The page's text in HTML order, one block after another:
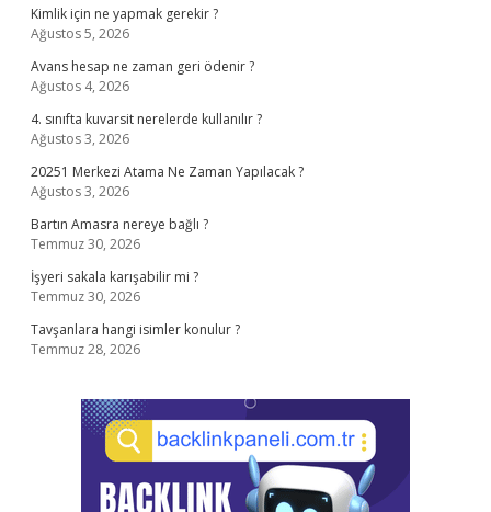
Kimlik için ne yapmak gerekir ?
Ağustos 5, 2026
Avans hesap ne zaman geri ödenir ?
Ağustos 4, 2026
4. sınıfta kuvarsit nerelerde kullanılır ?
Ağustos 3, 2026
20251 Merkezi Atama Ne Zaman Yapılacak ?
Ağustos 3, 2026
Bartın Amasra nereye bağlı ?
Temmuz 30, 2026
İşyeri sakala karışabilir mi ?
Temmuz 30, 2026
Tavşanlara hangi isimler konulur ?
Temmuz 28, 2026